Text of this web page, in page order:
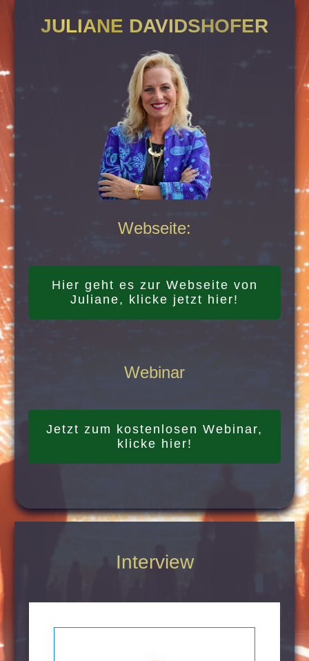
JULIANE DAVIDSHOFER
Webseite:
Hier geht es zur Webseite von
Juliane, klicke jetzt hier!
Webinar
Jetzt zum kostenlosen Webinar,
klicke hier!
Interview